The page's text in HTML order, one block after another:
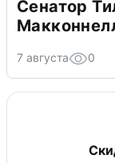
Сенатор
7 августа 0